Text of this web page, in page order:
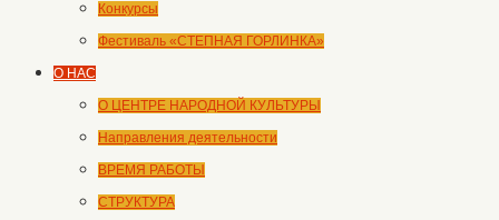
Конкурсы
Фестиваль «СТЕПНАЯ ГОРЛИНКА»
О НАС
О ЦЕНТРЕ НАРОДНОЙ КУЛЬТУРЫ
Направления деятельности
ВРЕМЯ РАБОТЫ
СТРУКТУРА